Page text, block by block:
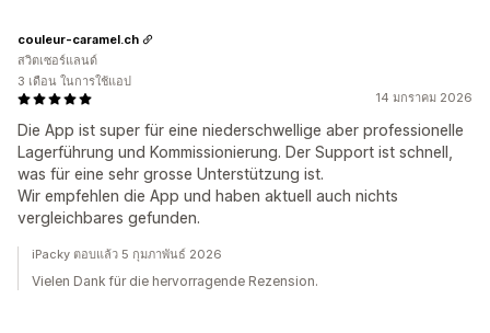
14 มกราคม 2026
Die App ist super für eine niederschwellige aber professionelle
Lagerführung und Kommissionierung. Der Support ist schnell,
was für eine sehr grosse Unterstützung ist.
Wir empfehlen die App und haben aktuell auch nichts
vergleichbares gefunden.
couleur-caramel.ch
สวิตเซอร์แลนด์
3 เดือน ในการใช้แอป
iPacky ตอบแล้ว 5 กุมภาพันธ์ 2026
Vielen Dank für die hervorragende Rezension.